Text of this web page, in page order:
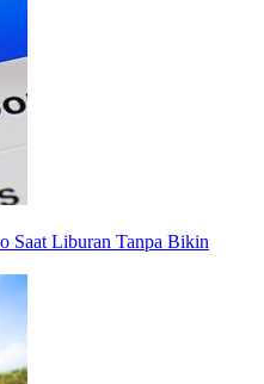
Saat Liburan Tanpa Bikin